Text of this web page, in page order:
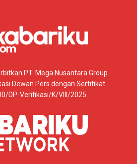
PT. Mega Nusantara Group
Dewan Pers dengan Sertifikat
DP-Verifikasi/K/VIII/2025